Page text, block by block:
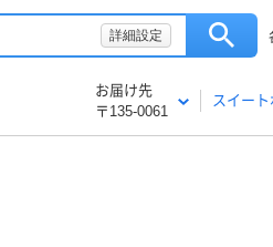
詳細設定
お届け先
〒135-0061
スイー